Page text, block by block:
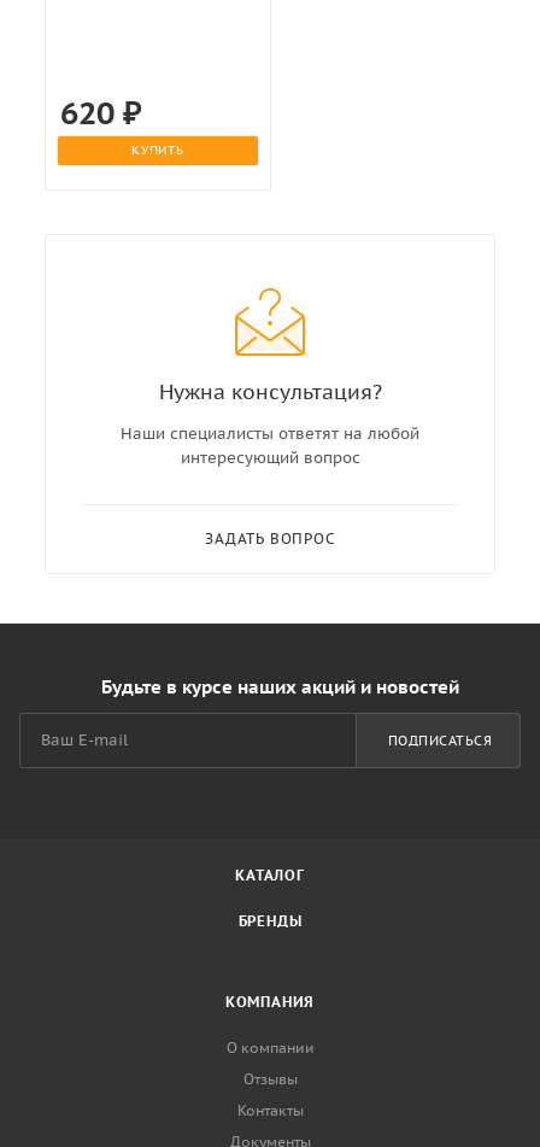
620₽
КУПИТЬ
Нужна консультация?
Наши специалисты ответят на любой
интересующий вопрос
ЗАДАТЬ ВОПРОС
Будьте в курсе наших акций и новостей
ПОДПИСАТЬСЯ
КАТАЛОГ
БРЕНДЫ
КОМПАНИЯ
О компании
Отзывы
Контакты
Документы